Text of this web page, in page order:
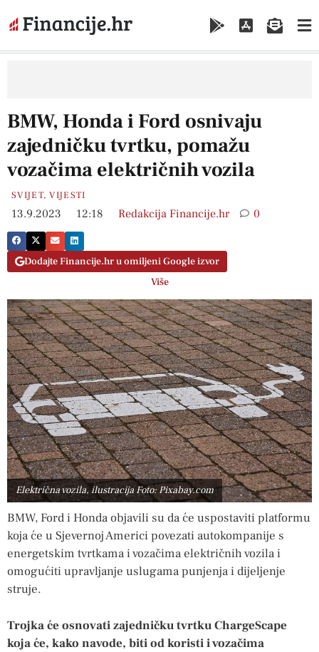
BMW, Honda i Ford osnivaju
zajedničku tvrtku, pomažu
vozačima električnih vozila
SVIJET,VIJESTI
13.9.2023 12:18 Redakcija Financije.hr 0
Dodajte Financije.hr u omiljeni Google izvor
Više
Električna vozila, ilustracija Foto: Pixabay.com
BMW, Ford i Honda objavili su da će uspostaviti platformu
koja će u Sjevernoj Americi povezati autokompanije s
energetskim tvrtkama i vozačima električnih vozila i
omogućiti upravljanje uslugama punjenja i dijeljenje
struje.
Trojka će osnovati zajedničku tvrtku ChargeScape
koja će, kako navode, biti od koristi i vozačima